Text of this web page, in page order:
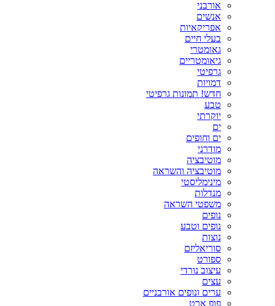
אורבני
אנשים
אפריקאיות
בעלי חיים
גאומטרי
גיאומטריים
גרפיטי
דמויות
חדש! תמונות גרפיטי
טבע
יוקרתי
ים
ים וחופים
מודרני
מוטיבציה
מוטיבציה והשראה
מינימליסטי
מנדלות
משפטי השראה
נופים
נופים וטבע
נוצות
סוריאליזם
ספורט
עיצוב נורדי
עצים
ערים ונופים אורבניים
פופ ארט